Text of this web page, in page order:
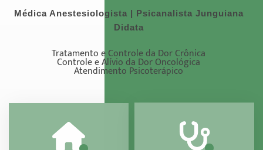
Médica Anestesiologista | Psicanalista Junguiana
Didata
Tratamento e Controle da Dor Crônica
Controle e Alívio da Dor Oncológica
Atendimento Psicoterápico